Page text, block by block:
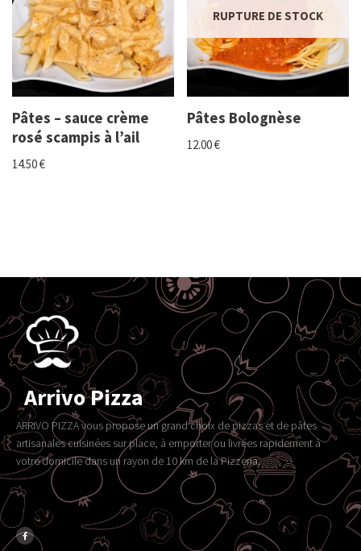
Pâtes – sauce crème
rosé scampis à l’ail
14.50€
RUPTURE DE STOCK
Pâtes Bolognèse
12.00€
Arrivo Pizza
ARRIVO PIZZA vous propose un grand choix de pizzas et de pâtes
artisanales cuisinées sur place, à emporter ou livrées rapidement à
votre domicile dans un rayon de 10 km de la Pizzeria.